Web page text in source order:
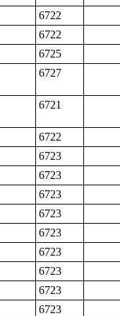
6722
6722
6725
6727
6721
6722
6723
6723
6723
6723
6723
6723
6723
6723
6723